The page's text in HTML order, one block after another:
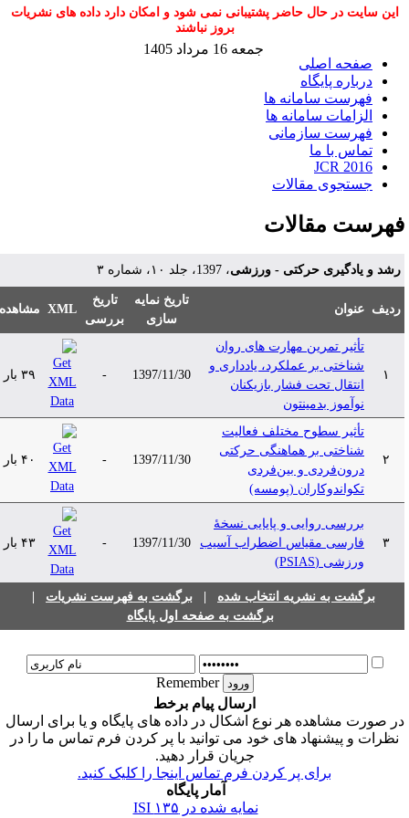
این سایت در حال حاضر پشتیبانی نمی شود و امکان دارد داده های نشریات
بروز نباشند
صفحه اصلی
درباره پایگاه
فهرست سامانه ها
الزامات سامانه ها
فهرست سازمانی
تماس با ما
JCR 2016
جستجوی مقالات
جمعه 16 مرداد 1405
مقالات
رشد و یادگیری حرکتی - ورزشی، 1397، جلد ۱۰، شماره ۳
ردیف عنوان
تاریخ نمایه
سازی
تاریخ
بررسی
XML مشاهده
تأثیر تمرین مهارت های روان
شناختی بر عملکرد، یادداری و
انتقال تحت فشار بازیکنان
نوآموز بدمینتون
1397/11/30 ۳۹ بار
تأثیر سطوح مختلف فعالیت
شناختی بر هماهنگی حرکتی
درون‌فردی و بین‌فردی
تکواندوکاران (پومسه)
1397/11/30 ۴۰ بار
بررسی روایی و پایایی نسخۀ
فارسی مقیاس اضطراب آسیب
ورزشی (PSIAS)
1397/11/30 ۴۳ بار
برگشت به نشریه انتخاب شده| برگشت به فهرست نشریات|
برگشت به صفحه اول پایگاه
Remember
ارسال پیام برخط
صورت مشاهده هر نوع اشکال در داده های پایگاه و یا برای ارسال
نظرات و پیشنهاد های خود می توانید با پر کردن فرم تماس ما را در
جریان قرار دهید.
برای پر کردن فرم تماس اینجا را کلیک کنید.
آمار پایگاه
نمایه شده در ISI۱۳۵